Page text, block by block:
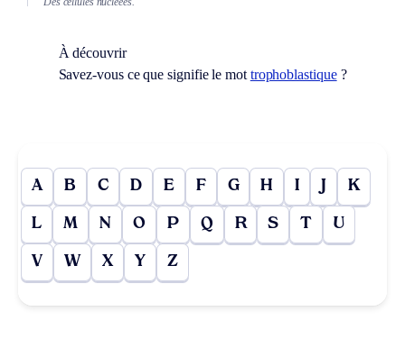
À découvrir
Savez-vous ce que signifie le mot trophoblastique?
A B C D E F G H I J K
L M N O P Q R S T U
V W X Y Z